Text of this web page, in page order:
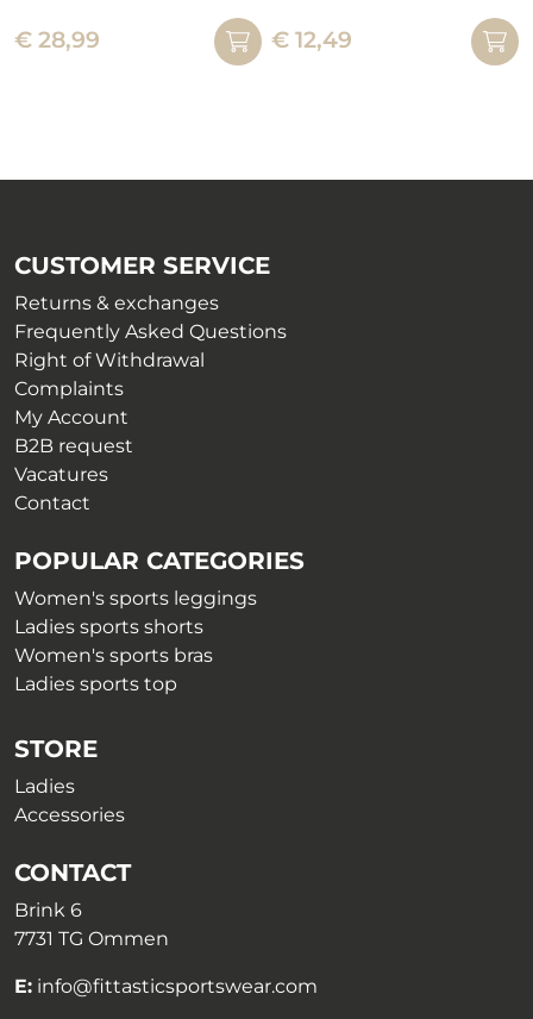
€ 28,99
has
on
the
product
page
€ 12,49
product
options
the
CUSTOMER SERVICE
Returns & exchanges
Frequently Asked Questions
Right of Withdrawal
Complaints
My Account
B2B request
Vacatures
Contact
POPULAR CATEGORIES
Women's sports leggings
Ladies sports shorts
Women's sports bras
Ladies sports top
STORE
Ladies
Accessories
CONTACT
Brink 6
7731 TG Ommen
E: info@fittasticsportswear.com